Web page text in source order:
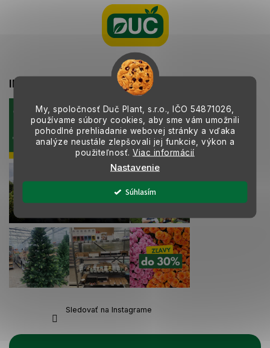
My, spoločnosť Duč Plant, s.r.o., IČO 54871026,
používame súbory cookies, aby sme vám umožnili
pohodlné prehliadanie webovej stránky a vďaka
analýze neustále zlepšovali jej funkcie, výkon a
použiteľnosť.Viac informácií
Nastavenie
Súhlasím
d
a
c
i
e
p
r
v
k
y
v
ý
p
i
s
u
INSTAGRAM
Sledovať na Instagrame